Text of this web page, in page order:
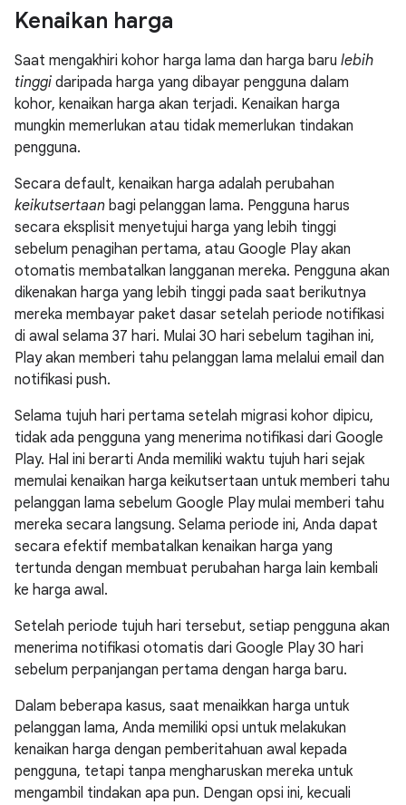
Kenaikan harga
Saat mengakhiri kohor harga lama dan harga baru lebih
tinggi daripada harga yang dibayar pengguna dalam
kohor, kenaikan harga akan terjadi. Kenaikan harga
mungkin memerlukan atau tidak memerlukan tindakan
pengguna.
Secara default, kenaikan harga adalah perubahan
keikutsertaan bagi pelanggan lama. Pengguna harus
secara eksplisit menyetujui harga yang lebih tinggi
sebelum penagihan pertama, atau Google Play akan
otomatis membatalkan langganan mereka. Pengguna akan
dikenakan harga yang lebih tinggi pada saat berikutnya
mereka membayar paket dasar setelah periode notifikasi
di awal selama 37 hari. Mulai 30 hari sebelum tagihan ini,
Play akan memberi tahu pelanggan lama melalui email dan
notifikasi push.
Selama tujuh hari pertama setelah migrasi kohor dipicu,
tidak ada pengguna yang menerima notifikasi dari Google
Play. Hal ini berarti Anda memiliki waktu tujuh hari sejak
memulai kenaikan harga keikutsertaan untuk memberi tahu
pelanggan lama sebelum Google Play mulai memberi tahu
mereka secara langsung. Selama periode ini, Anda dapat
secara efektif membatalkan kenaikan harga yang
tertunda dengan membuat perubahan harga lain kembali
ke harga awal.
Setelah periode tujuh hari tersebut, setiap pengguna akan
menerima notifikasi otomatis dari Google Play 30 hari
sebelum perpanjangan pertama dengan harga baru.
Dalam beberapa kasus, saat menaikkan harga untuk
pelanggan lama, Anda memiliki opsi untuk melakukan
kenaikan harga dengan pemberitahuan awal kepada
pengguna, tetapi tanpa mengharuskan mereka untuk
mengambil tindakan apa pun. Dengan opsi ini, kecuali